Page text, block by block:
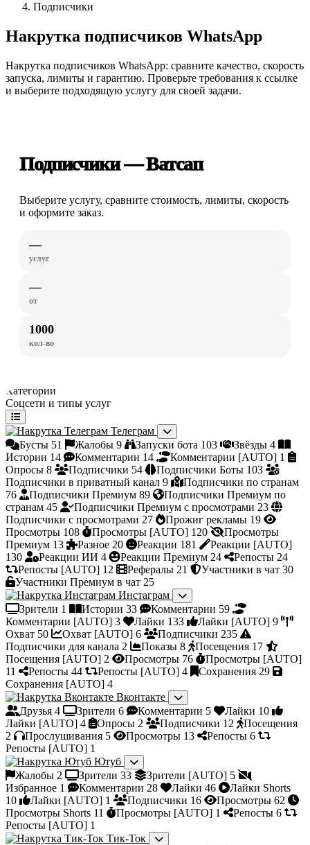
Подписчики
Накрутка подписчиков WhatsApp
Накрутка подписчиков WhatsApp: сравните качество, скорость
запуска, лимиты и гарантию. Проверьте требования к ссылке
и выберите подходящую услугу для своей задачи.
Подписчики — Ватсап
Выберите услугу, сравните стоимость, лимиты, скорость
и оформите заказ.
—
услуг
—
от
1000
кол-во
Категории
Соцсети и типы услуг
Телеграм
Бусты 51 Жалобы 9 Запуски бота 103 Звёзды 4
Истории 14 Комментарии 14 Комментарии [AUTO] 1
Опросы 8 Подписчики 54 Подписчики Боты 103
Подписчики в приватный канал 9
Подписчики по странам
76
Подписчики Премиум 89
Подписчики Премиум по
странам 45 Подписчики Премиум с просмотрами 23
Подписчики с просмотрами 27 Прожиг рекламы 19
Просмотры 108 Просмотры [AUTO] 120
Просмотры
Премиум 13 Разное 20 Реакции 181
Реакции [AUTO]
130
Реакции ИИ 4 Реакции Премиум 24 Репосты 24
Репосты [AUTO] 12 Рефералы 21 Участники в чат 30
Участники Премиум в чат 25
Инстаграм
Зрители 1 Истории 33 Комментарии 59
Комментарии [AUTO] 3 Лайки 133 Лайки [AUTO] 9
Охват 50 Охват [AUTO] 6 Подписчики 235
Подписчики для канала 2 Показы 8 Посещения 17
Посещения [AUTO] 2 Просмотры 76
Просмотры [AUTO]
11
Репосты 44 Репосты [AUTO] 4 Сохранения 29
Сохранения [AUTO] 4
Вконтакте
Друзья 4 Зрители 6 Комментарии 5 Лайки 10
Лайки [AUTO] 4 Опросы 2 Подписчики 12
Посещения
2
Прослушивания 5 Просмотры 13 Репосты 6
Репосты [AUTO] 1
Ютуб
Жалобы 2 Зрители 33 Зрители [AUTO] 5
Избранное 1 Комментарии 28 Лайки 46
Лайки Shorts
10
Лайки [AUTO] 1 Подписчики 16 Просмотры 62
Просмотры Shorts 11 Просмотры [AUTO] 1 Репосты 6
Репосты [AUTO] 1
Тик-Ток